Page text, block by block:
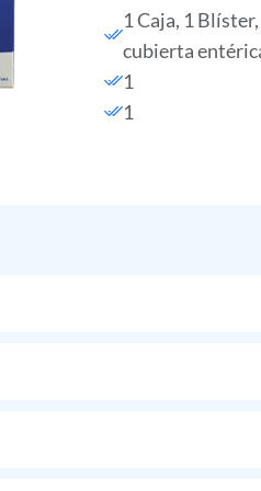
1 Caja, 1
cubierta
1
1